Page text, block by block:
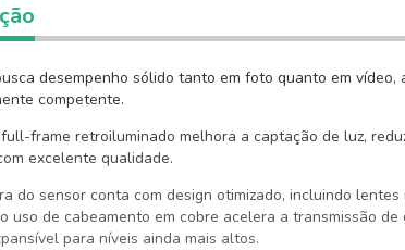
desempenho sólido tanto em foto quanto em vídeo,
competente.
frame retroiluminado melhora a captação de luz,
excelente qualidade.
do sensor conta com design otimizado, incluindo
uso de cabeamento em cobre acelera a transmissão
para níveis ainda mais altos.